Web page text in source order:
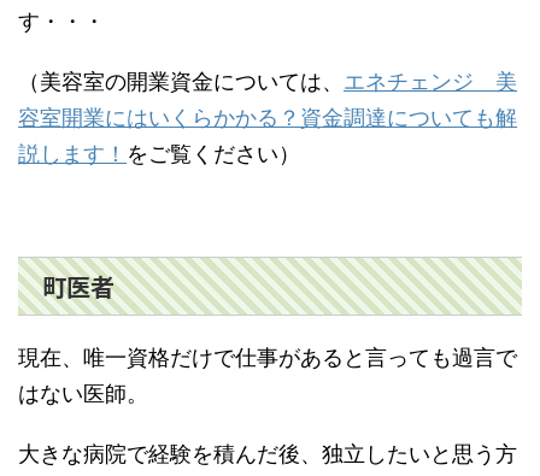
す・・・
（美容室の開業資金については、 エネチェンジ 美
容室開業にはいくらかかる？資金調達についても解
説します！ をご覧ください）
町医者
現在、唯一資格だけで仕事があると言っても過言で
はない医師。
大きな病院で経験を積んだ後、独立したいと思う方